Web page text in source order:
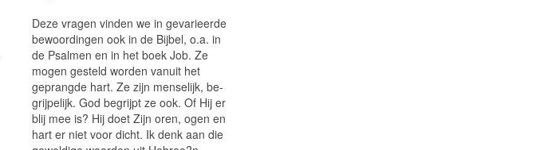
Deze vragen vinden we in gevarieerde
bewoordingen ook in de Bijbel, o.a. in
de Psalmen en in het boek Job. Ze
mogen gesteld worden vanuit het
geprangde hart. Ze zijn menselijk, be-
grijpelijk. God begrijpt ze ook. Of Hij er
blij mee is? Hij doet Zijn oren, ogen en
hart er niet voor dicht. Ik denk aan die